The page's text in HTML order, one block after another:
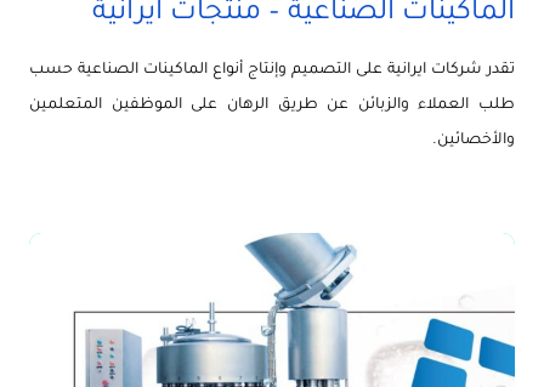
الماكينات الصناعية – منتجات ايرانية
تقدر شركات ايرانية على التصميم وإنتاج أنواع الماكينات الصناعية حسب
طلب العملاء والزبائن عن طريق الرهان على الموظفين المتعلمين
والأخصائين.